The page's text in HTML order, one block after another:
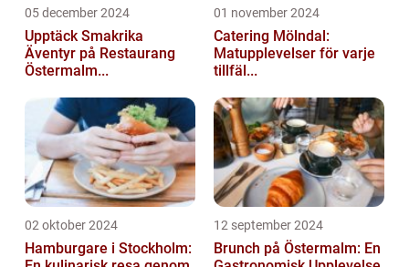
05 december 2024
Upptäck Smakrika
Äventyr på Restaurang
Östermalm...
01 november 2024
Catering Mölndal:
Matupplevelser för varje
tillfäl...
02 oktober 2024
Hamburgare i Stockholm:
12 september 2024
Brunch på Östermalm: En